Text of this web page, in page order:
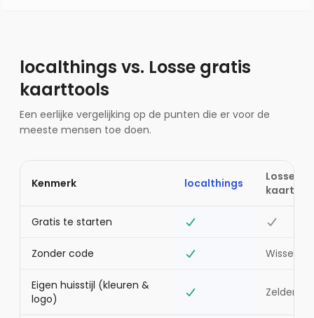
localthings vs. Losse gratis
kaarttools
Een eerlijke vergelijking op de punten die er voor de
meeste mensen toe doen.
Kenmerk localthings
Losse
Gratis te starten
Zonder code Wisselend
Eigen huisstijl (kleuren &
logo)
Zelden